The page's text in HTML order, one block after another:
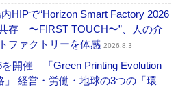
HIPで“Horizon Smart Factory 2026
存 〜FIRST TOUCH〜”、人の介
ファクトリーを体感 2026.8.3
開催 「Green Printing Evolution
経営・労働・地球の3つの「環